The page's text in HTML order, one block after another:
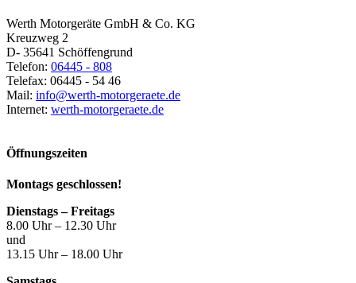
Werth Motorgeräte GmbH & Co. KG
Kreuzweg 2
D- 35641 Schöffengrund
Telefon: 06445 - 808
Telefax: 06445 - 54 46
Mail: info@werth-motorgeraete.de
Internet: werth-motorgeraete.de
Öffnungszeiten
Montags geschlossen!
Dienstags – Freitags
8.00 Uhr – 12.30 Uhr
und
13.15 Uhr – 18.00 Uhr